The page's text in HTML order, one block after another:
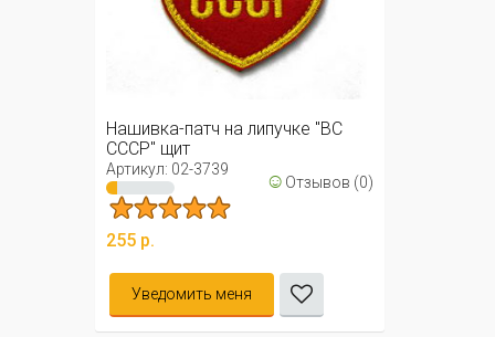
Нашивка-патч на липучке "ВС
СССР" щит
Артикул: 02-3739 ☺ Отзывов (0)
255 р.
Уведомить меня